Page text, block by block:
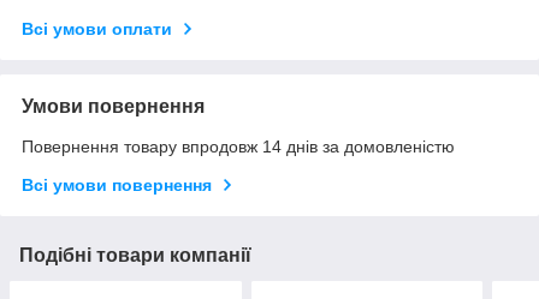
Всі умови оплати
Умови повернення
Повернення товару впродовж 14 днів за домовленістю
Всі умови повернення
Подібні товари компанії